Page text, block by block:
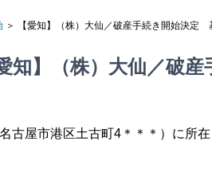
＞ 【愛知】（株）大仙／破産手続き開始決定
知】（株）大仙／破
古屋市港区土古町4＊＊＊）に所在